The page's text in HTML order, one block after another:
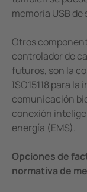
memoria USB de
Otros
controlador de
futuros, son la
ISO15118 para
comunicación
conexión
energía (EMS).
Opciones de
normativa de